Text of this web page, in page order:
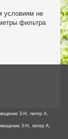
условиям не
фильтра
3-Н, литер А,
3-Н, литер А,